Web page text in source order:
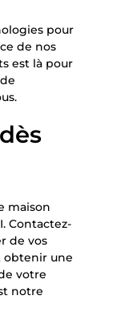
pour
de nos
est là pour
maison
Contactez-
de vos
obtenir une
votre
notre